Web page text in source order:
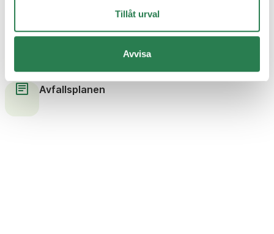
Tillåt urval
Avvisa
Populära sökningar
Sorteringsguiden
Avfallsplanen